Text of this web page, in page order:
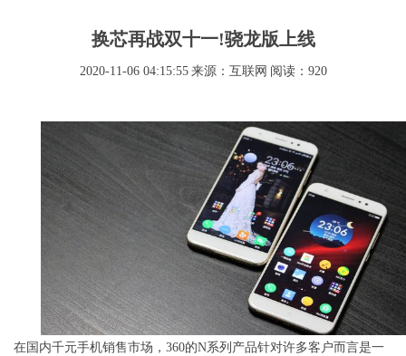
换芯再战双十一!骁龙版上线
2020-11-06 04:15:55 来源：互联网 阅读：920
在国内千元手机销售市场，360的N系列产品针对许多客户而言是一